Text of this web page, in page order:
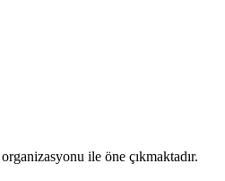
ile öne çıkmaktadır.